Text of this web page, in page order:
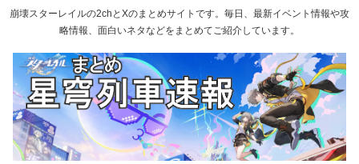
崩壊スターレイルの2chとXのまとめサイトです。毎日、最新イベント情報や攻
略情報、面白いネタなどをまとめてご紹介しています。